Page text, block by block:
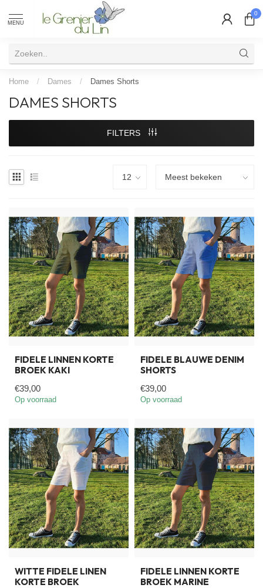
MENU
0
Home / Dames / Dames Shorts
DAMES SHORTS
FILTERS
FIDELE LINNEN KORTE
BROEK KAKI
€39,00
Op voorraad
FIDELE BLAUWE DENIM
SHORTS
€39,00
Op voorraad
WITTE FIDELE LINEN
KORTE BROEK
FIDELE LINNEN KORTE
BROEK MARINE